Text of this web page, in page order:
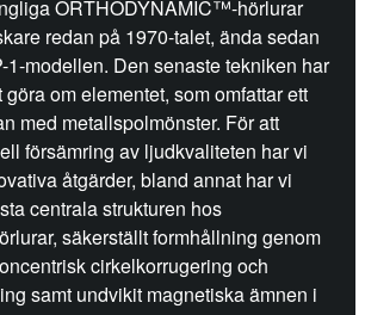
ORTHODYNAMIC™-hörlurar
redan på 1970-talet, ända sedan
1-modellen. Den senaste tekniken har
om elementet, som omfattar ett
med metallspolmönster. För att
försämring av ljudkvaliteten har vi
åtgärder, bland annat har vi
centrala strukturen hos
säkerställt formhållning genom
cirkelkorrugering och
samt undvikit magnetiska ämnen i